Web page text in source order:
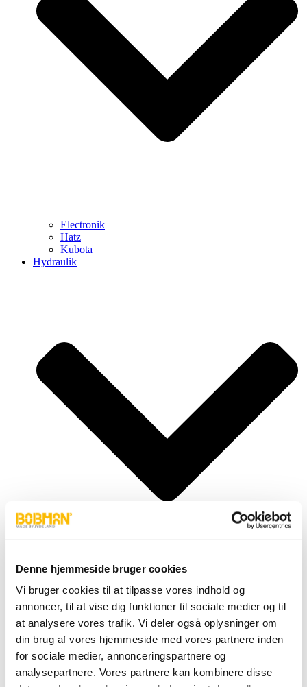
Denne hjemmeside bruger cookies
Vi bruger cookies til at tilpasse vores indhold og
annoncer, til at vise dig funktioner til sociale medier og til
at analysere vores trafik. Vi deler også oplysninger om
din brug af vores hjemmeside med vores partnere inden
for sociale medier, annonceringspartnere og
analysepartnere. Vores partnere kan kombinere disse
Electronik
Hatz
Kubota
Hydraulik
Cylindere
Fittings
Motor
Pumper
Slanger
Ventiler
Hjul & Dæk
Elektronik & Transmission
Karosseri & Beslag mm.